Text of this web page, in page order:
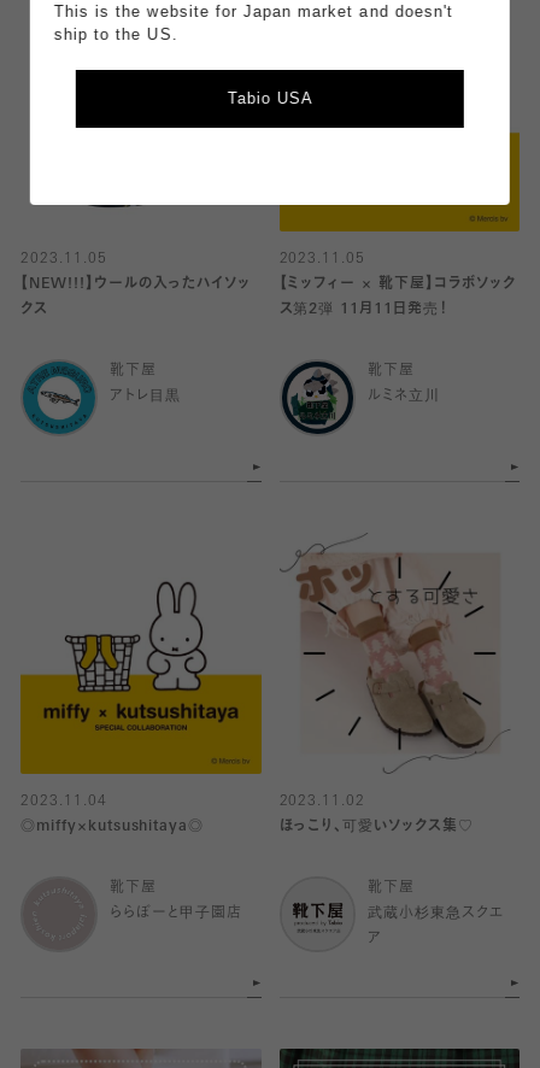
2023.11.05
【NEW!!!】ウールの入ったハイソッ
クス
靴下屋
アトレ目黒
2023.11.05
【ミッフィー × 靴下屋】コラボソック
ス第2弾 11月11日発売！
靴下屋
ルミネ立川
2023.11.04
◎miffy×kutsushitaya◎
靴下屋
ららぽーと甲子園店
2023.11.02
ほっこり、可愛いソックス集♡
靴下屋
武蔵小杉東急スクエ
ア
This is the website for Japan market and doesn't
ship to the US.
Tabio USA